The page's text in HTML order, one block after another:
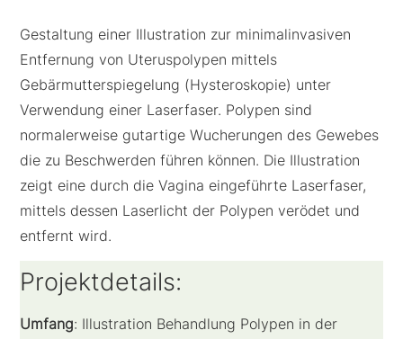
Gestaltung einer Illustration zur minimalinvasiven
Entfernung von Uteruspolypen mittels
Gebärmutterspiegelung (Hysteroskopie) unter
Verwendung einer Laserfaser. Polypen sind
normalerweise gutartige Wucherungen des Gewebes
die zu Beschwerden führen können. Die Illustration
zeigt eine durch die Vagina eingeführte Laserfaser,
mittels dessen Laserlicht der Polypen verödet und
entfernt wird.
Projektdetails:
Umfang: Illustration Behandlung Polypen in der